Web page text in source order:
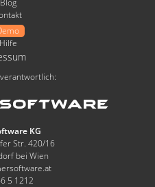
Blog
Hilfe
KG
Str. 420/16
bei Wien
5 1212